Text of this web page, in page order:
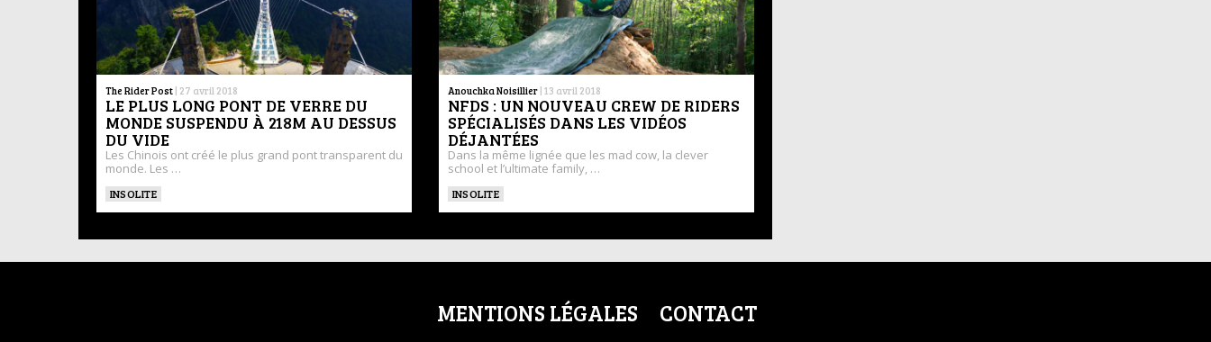
The Rider Post | 27 avril 2018
LE PLUS LONG PONT DE VERRE DU
MONDE SUSPENDU À 218M AU DESSUS
DU VIDE
Les Chinois ont créé le plus grand pont transparent du
monde. Les …
INSOLITE
Anouchka Noisillier | 13 avril 2018
NFDS : UN NOUVEAU CREW DE RIDERS
SPÉCIALISÉS DANS LES VIDÉOS
DÉJANTÉES
Dans la même lignée que les mad cow, la clever
school et l’ultimate family, …
INSOLITE
MENTIONS LÉGALES CONTACT